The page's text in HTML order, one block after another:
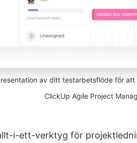
av ditt testarbetsflöde för
ClickUp Agile Project
i-ett-verktyg för